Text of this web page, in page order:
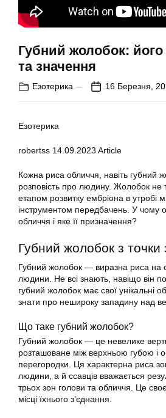
Губний жолобок: його
та значення
Езотерика 16 Березня,
Езотерика
robertss 14.09.2023 Article
Кожна риса обличчя, навіть губний
розповість про людину. Жолобок не
етапом розвитку ембріона в утробі
інструментом передбачень. У чому
обличчя і яке її призначення?
Губний жолобок з точки
Губний жолобок — виразна риса на
людини. Не всі знають, навіщо він
губний жолобок має свої унікальні
знати про нешироку западину над
Що таке губний жолобок?
Губний жолобок — це невелике
розташоване між верхньою губою і
перегородки. Ця характерна риса
людини, а й ссавців вважається
трьох зон голови та обличчя. Це
місці їхнього з’єднання.